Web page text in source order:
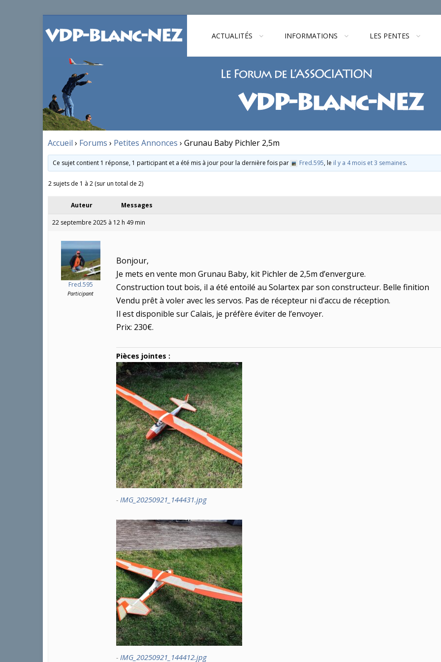
ACTUALITÉS INFORMATIONS LES PENTES
Accueil › Forums › Petites Annonces › Grunau Baby Pichler 2,5m
Ce sujet contient 1 réponse, 1 participant et a été mis à jour pour la dernière fois par Fred.595, le il y a 4 mois et 3 semaines.
2 sujets de 1 à 2 (sur un total de 2)
Auteur Messages
22 septembre 2025 à 12 h 49 min
Fred.595
Participant
Bonjour,
Je mets en vente mon Grunau Baby, kit Pichler de 2,5m d’envergure.
Construction tout bois, il a été entoilé au Solartex par son constructeur. Belle finition
Vendu prêt à voler avec les servos. Pas de récepteur ni d’accu de réception.
Il est disponible sur Calais, je préfère éviter de l’envoyer.
Prix: 230€.
Pièces jointes :
IMG_20250921_144431.jpg
IMG_20250921_144412.jpg